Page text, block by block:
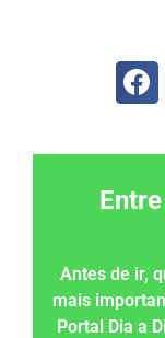
Antes de ir,
mais
Portal Dia a